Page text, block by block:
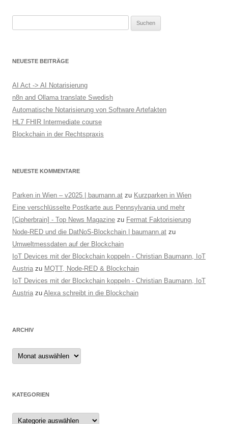
-
N
a
v
a
i
o
n
NEUESTE BEITRÄGE
AI Act -> AI Notarisierung
n8n and Ollama translate Swedish
Automatische Notarisierung von Software Artefakten
HL7 FHIR Intermediate course
Blockchain in der Rechtspraxis
NEUESTE KOMMENTARE
Parken in Wien – v2025 | baumann.at zu Kurzparken in Wien
Eine verschlüsselte Postkarte aus Pennsylvania und mehr
[Cipherbrain] - Top News Magazine zu Fermat Faktorisierung
Node-RED und die DatNoS-Blockchain | baumann.at zu
Umweltmessdaten auf der Blockchain
IoT Devices mit der Blockchain koppeln - Christian Baumann, IoT
Austria zu MQTT, Node-RED & Blockchain
IoT Devices mit der Blockchain koppeln - Christian Baumann, IoT
Austria zu Alexa schreibt in die Blockchain
ARCHIV
Archiv
KATEGORIEN
Kategorien